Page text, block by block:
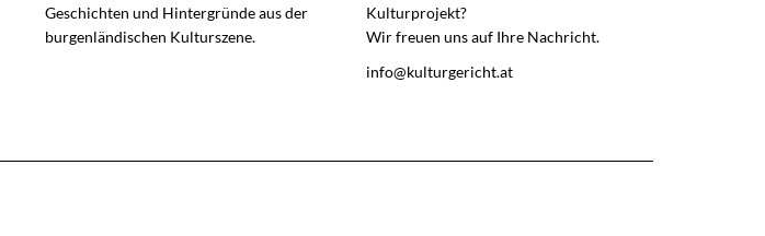
Geschichten und Hintergründe aus der
burgenländischen Kulturszene.
Kulturprojekt?
Wir freuen uns auf Ihre Nachricht.
info@kulturgericht.at